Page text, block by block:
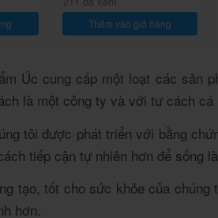
Thêm vào giỏ hàng
Úc cung cấp một loạt các sản
là một công ty và với tư cách
tôi được phát triển với bằng
tiếp cận tự nhiên hơn để sống
tạo, tốt cho sức khỏe của
hơn.